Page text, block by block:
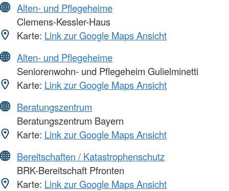
Alten- und Pflegeheime
Clemens-Kessler-Haus
Karte: Link zur Google Maps Ansicht
Alten- und Pflegeheime
Seniorenwohn- und Pflegeheim Gulielminetti
Karte: Link zur Google Maps Ansicht
Beratungszentrum
Beratungszentrum Bayern
Karte: Link zur Google Maps Ansicht
Bereitschaften / Katastrophenschutz
BRK-Bereitschaft Pfronten
Karte: Link zur Google Maps Ansicht